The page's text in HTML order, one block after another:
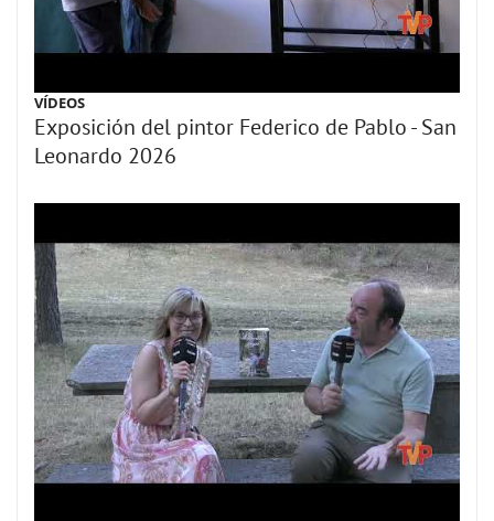
VÍDEOS
Exposición del pintor Federico de Pablo - San
Leonardo 2026